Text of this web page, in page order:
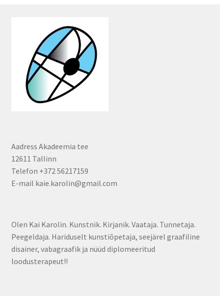
Aadress Akadeemia tee
12611 Tallinn
Telefon +372 56217159
E-mail kaie.karolin@gmail.com
Olen Kai Karolin. Kunstnik. Kirjanik. Vaataja. Tunnetaja.
Peegeldaja. Hariduselt kunstiõpetaja, seejärel graafiline
disainer, vabagraafik ja nüüd diplomeeritud
loodusterapeut!!